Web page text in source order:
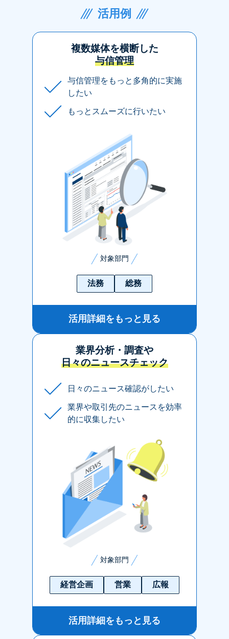
活用例
複数媒体を横断した
与信管理
与信管理をもっと多角的に実施
したい
もっとスムーズに行いたい
対象部門
法務 総務
活用詳細をもっと見る
業界分析・調査や
日々のニュースチェック
日々のニュース確認がしたい
業界や取引先のニュースを効率
的に収集したい
対象部門
経営企画 営業 広報
活用詳細をもっと見る